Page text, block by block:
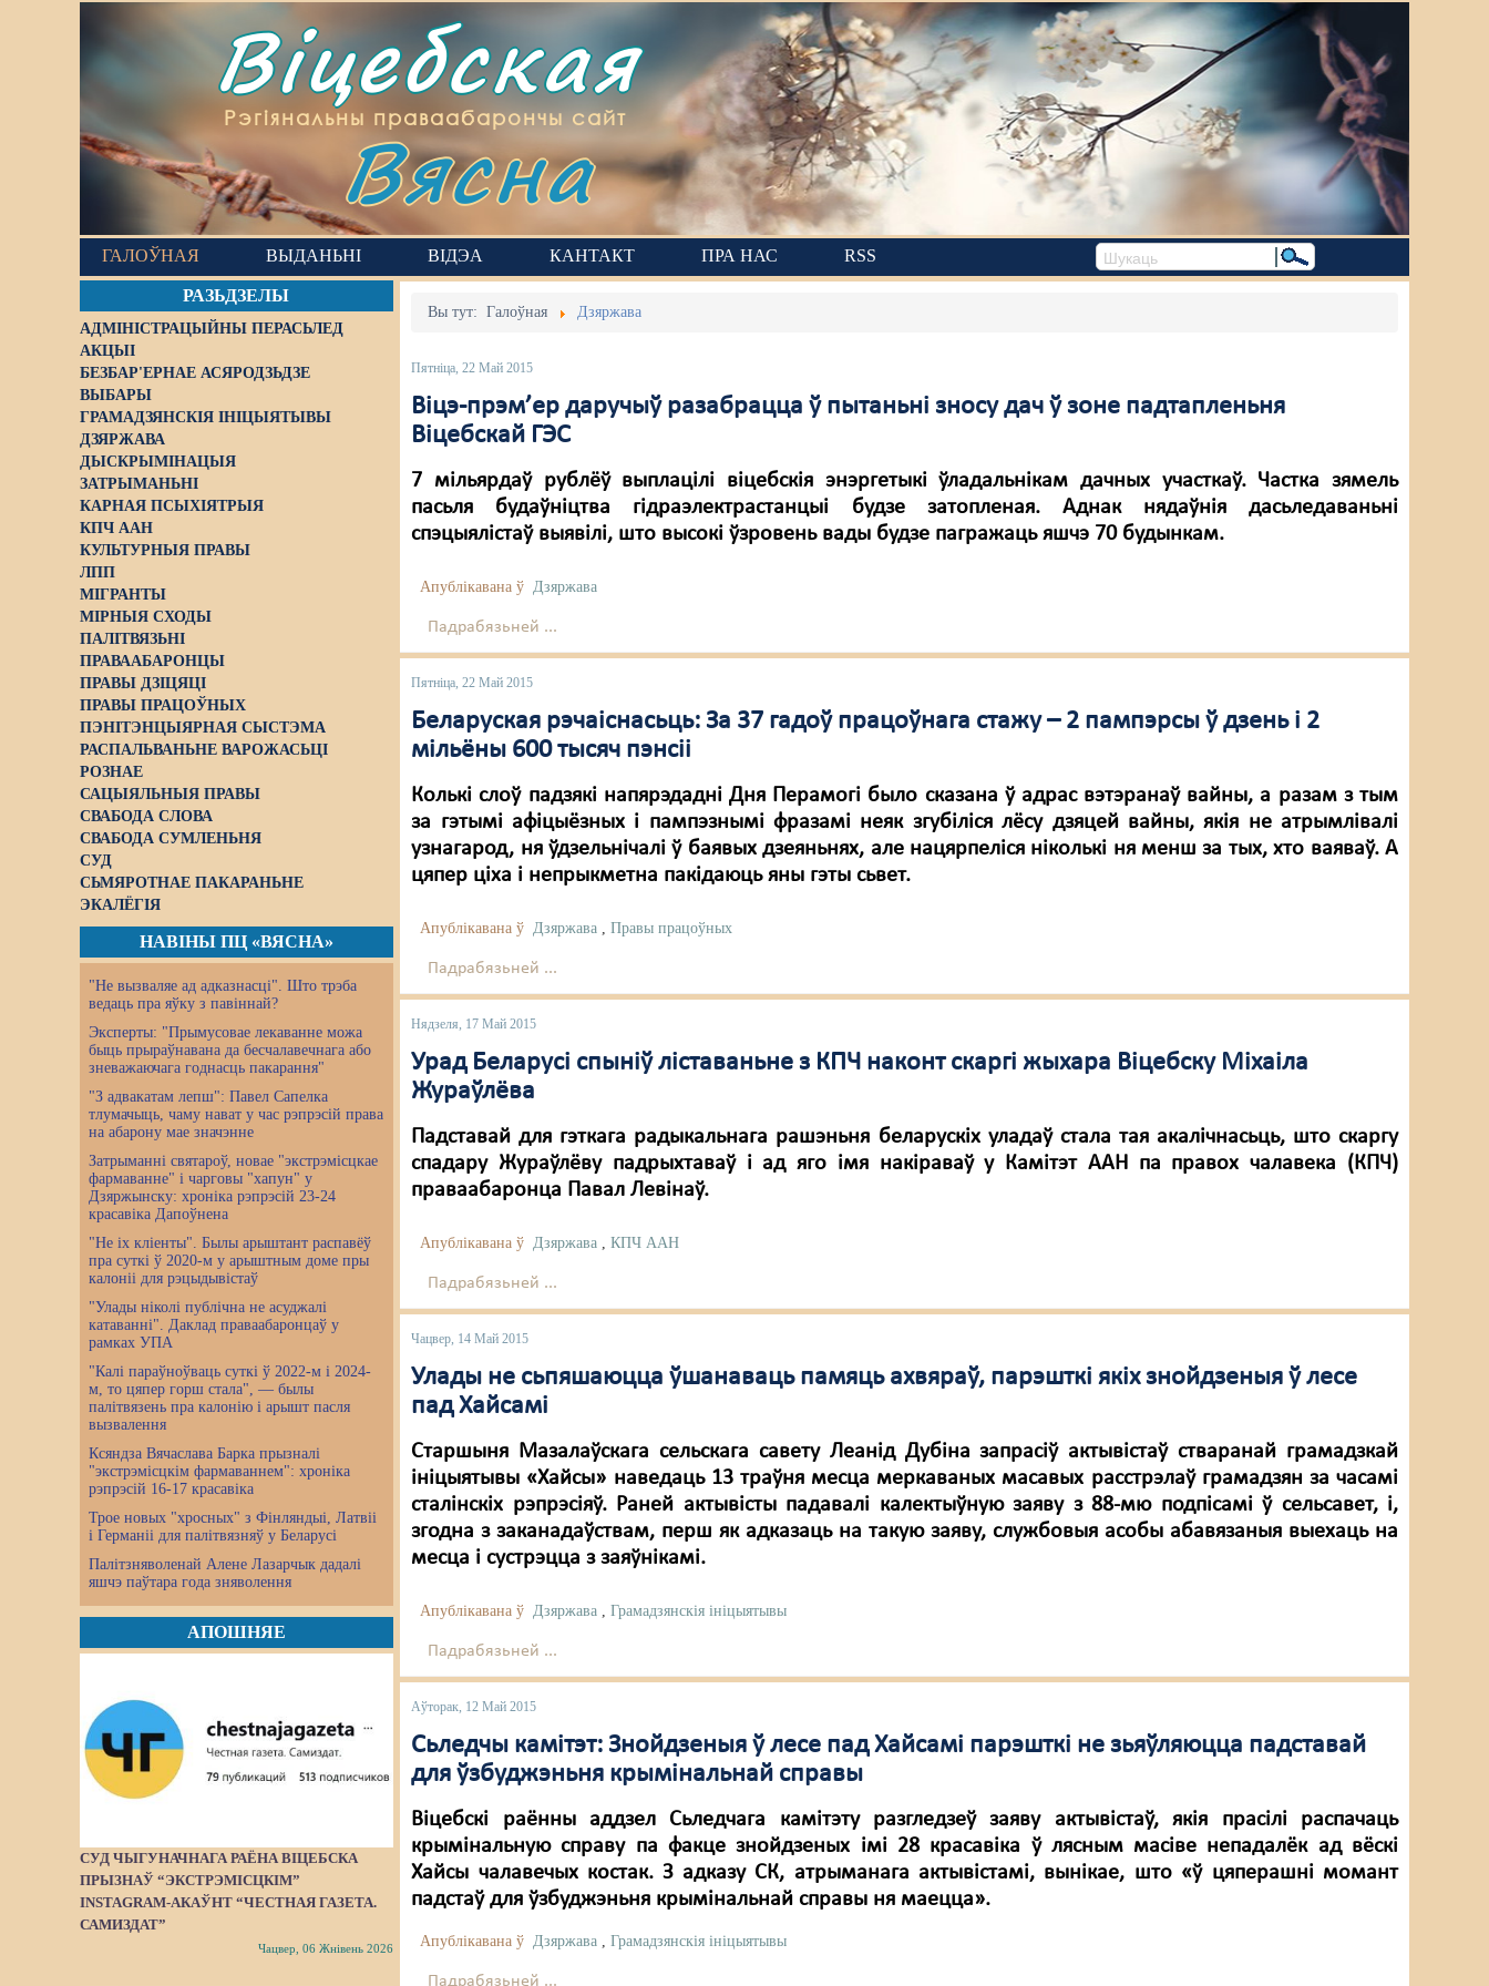
Віцебская
Рэгіянальны праваабарончы сайт
Вясна
ГАЛОЎНАЯ ВЫДАНЬНІ ВІДЭА КАНТАКТ ПРА НАС RSS
РАЗЬДЗЕЛЫ
АДМІНІСТРАЦЫЙНЫ ПЕРАСЬЛЕД
АКЦЫІ
БЕЗБАР'ЕРНАЕ АСЯРОДЗЬДЗЕ
ВЫБАРЫ
ГРАМАДЗЯНСКІЯ ІНІЦЫЯТЫВЫ
ДЗЯРЖАВА
ДЫСКРЫМІНАЦЫЯ
ЗАТРЫМАНЬНІ
КАРНАЯ ПСЫХІЯТРЫЯ
КПЧ ААН
КУЛЬТУРНЫЯ ПРАВЫ
ЛПП
МІГРАНТЫ
МІРНЫЯ СХОДЫ
ПАЛІТВЯЗЬНІ
ПРАВААБАРОНЦЫ
ПРАВЫ ДЗІЦЯЦІ
ПРАВЫ ПРАЦОЎНЫХ
ПЭНІТЭНЦЫЯРНАЯ СЫСТЭМА
РАСПАЛЬВАНЬНЕ ВАРОЖАСЬЦІ
РОЗНАЕ
САЦЫЯЛЬНЫЯ ПРАВЫ
СВАБОДА СЛОВА
СВАБОДА СУМЛЕНЬНЯ
СУД
СЬМЯРОТНАЕ ПАКАРАНЬНЕ
ЭКАЛЁГІЯ
НАВІНЫ ПЦ «ВЯСНА»
"Не вызваляе ад адказнасці". Што трэба
ведаць пра яўку з павіннай?
Эксперты: "Прымусовае лекаванне можа
быць прыраўнавана да бесчалавечнага або
зневажаючага годнасць пакарання"
"З адвакатам лепш": Павел Сапелка
тлумачыць, чаму нават у час рэпрэсій права
на абарону мае значэнне
Затрыманні святароў, новае "экстрэмісцкае
фармаванне" і чарговы "хапун" у
Дзяржынску: хроніка рэпрэсій 23-24
красавіка Дапоўнена
"Не іх кліенты". Былы арыштант распавёў
пра суткі ў 2020-м у арыштным доме пры
калоніі для рэцыдывістаў
"Улады ніколі публічна не асуджалі
катаванні". Даклад праваабаронцаў у
рамках УПА
"Калі параўноўваць суткі ў 2022-м і 2024-
м, то цяпер горш стала", — былы
палітвязень пра калонію і арышт пасля
вызвалення
Ксяндза Вячаслава Барка прызналі
"экстрэмісцкім фармаваннем": хроніка
рэпрэсій 16-17 красавіка
Трое новых "хросных" з Фінляндыі, Латвіі
і Германіі для палітвязняў у Беларусі
Палітзняволенай Алене Лазарчык дадалі
яшчэ паўтара года зняволення
АПОШНЯЕ
СУД ЧЫГУНАЧНАГА РАЁНА ВІЦЕБСКА
ПРЫЗНАЎ “ЭКСТРЭМІСЦКІМ”
INSTAGRAM-АКАЎНТ “ЧЕСТНАЯ ГАЗЕТА.
САМИЗДАТ”
Чацвер, 06 Жнівень 2026
Вы тут:Галоўная Дзяржава
Пятніца, 22 Май 2015
Віцэ-прэм’ер даручыў разабрацца ў пытаньні зносу дач ў зоне падтапленьня
Віцебскай ГЭС
7 мільярдаў рублёў выплацілі віцебскія энэргетыкі ўладальнікам дачных участкаў. Частка зямель
пасьля будаўніцтва гідраэлектрастанцыі будзе затопленая. Аднак нядаўнія дасьледаваньні
спэцыялістаў выявілі, што высокі ўзровень вады будзе пагражаць яшчэ 70 будынкам.
Апублікавана ў Дзяржава
Падрабязьней ...
Пятніца, 22 Май 2015
Беларуская рэчаіснасьць: За 37 гадоў працоўнага стажу – 2 пампэрсы ў дзень і 2
мільёны 600 тысяч пэнсіі
Колькі слоў падзякі напярэдадні Дня Перамогі было сказана ў адрас вэтэранаў вайны, а разам з тым
за гэтымі афіцыёзных і пампэзнымі фразамі неяк згубіліся лёсу дзяцей вайны, якія не атрымлівалі
узнагарод, ня ўдзельнічалі ў баявых дзеяньнях, але нацярпеліся ніколькі ня менш за тых, хто ваяваў. А
цяпер ціха і непрыкметна пакідаюць яны гэты сьвет.
Апублікавана ў Дзяржава ,Правы працоўных
Падрабязьней ...
Нядзеля, 17 Май 2015
Урад Беларусі спыніў ліставаньне з КПЧ наконт скаргі жыхара Віцебску Міхаіла
Жураўлёва
Падставай для гэткага радыкальнага рашэньня беларускіх уладаў стала тая акалічнасьць, што скаргу
спадару Жураўлёву падрыхтаваў і ад яго імя накіраваў у Камітэт ААН па правох чалавека (КПЧ)
праваабаронца Павал Левінаў.
Апублікавана ў Дзяржава ,КПЧ ААН
Падрабязьней ...
Чацвер, 14 Май 2015
Улады не сьпяшаюцца ўшанаваць памяць ахвяраў, парэшткі якіх знойдзеныя ў лесе
пад Хайсамі
Старшыня Мазалаўскага сельскага савету Леанід Дубіна запрасіў актывістаў стваранай грамадзкай
ініцыятывы «Хайсы» наведаць 13 траўня месца меркаваных масавых расстрэлаў грамадзян за часамі
сталінскіх рэпрэсіяў. Раней актывісты падавалі калектыўную заяву з 88-мю подпісамі ў сельсавет, і,
згодна з заканадаўствам, перш як адказаць на такую заяву, службовыя асобы абавязаныя выехаць на
месца і сустрэцца з заяўнікамі.
Апублікавана ў Дзяржава ,Грамадзянскія ініцыятывы
Падрабязьней ...
Аўторак, 12 Май 2015
Сьледчы камітэт: Знойдзеныя ў лесе пад Хайсамі парэшткі не зьяўляюцца падставай
для ўзбуджэньня крымінальнай справы
Віцебскі раённы аддзел Сьледчага камітэту разгледзеў заяву актывістаў, якія прасілі распачаць
крымінальную справу па факце знойдзеных імі 28 красавіка ў лясным масіве непадалёк ад вёскі
Хайсы чалавечых костак. З адказу СК, атрыманага актывістамі, вынікае, што «ў цяперашні момант
падстаў для ўзбуджэньня крымінальнай справы ня маецца».
Апублікавана ў Дзяржава ,Грамадзянскія ініцыятывы
Падрабязьней ...